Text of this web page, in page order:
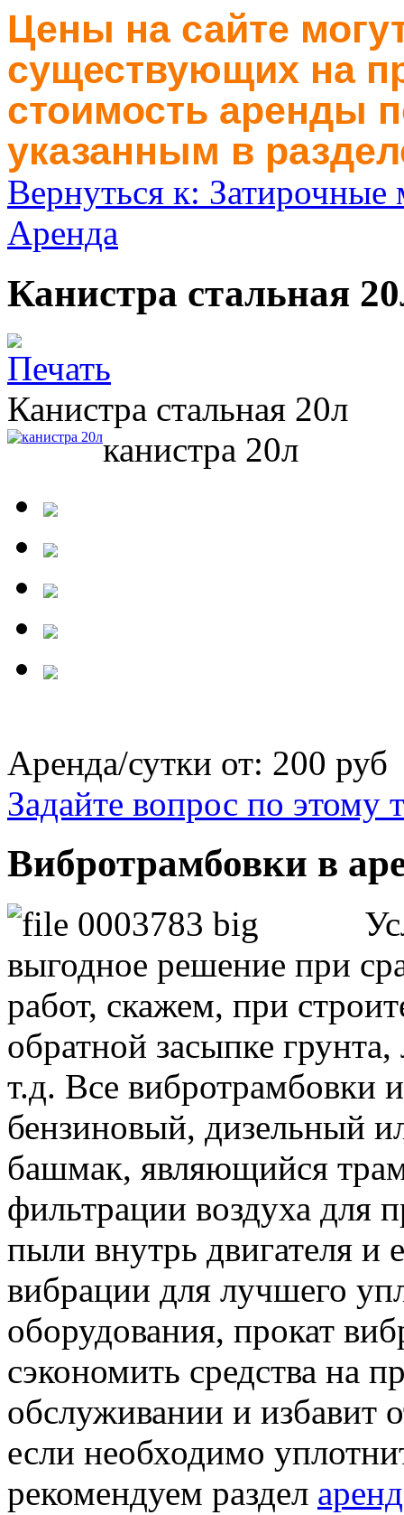
Цены на сайте
существующих на
стоимость аренды
указанным в
Вернуться к:
Аренда
Канистра стальная
Канистра стальная 20л
канистра 20л
Аренда/сутки от: 200 руб
Задайте вопрос по этому
Вибротрамбовки в
выгодное решение при
работ, скажем, при
обратной засыпке
т.д. Все вибротрамбовки
бензиновый, дизельный
башмак, являющийся
фильтрации воздуха для
пыли внутрь двигателя и
вибрации для лучшего
оборудования, прокат
сэкономить средства на
обслуживании и избавит
если необходимо
рекомендуем раздел